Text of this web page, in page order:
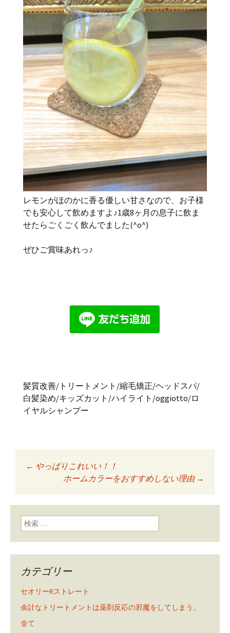
レモンがほのかに香る優しい甘さなので、お子様
でも安心して飲めますよ♪1歳8ヶ月の息子に飲ま
せたらごくごく飲んでました(^o^)
ぜひご賞味あれっ♪
髪質改善/ トリートメント /縮毛矯正/ヘッドスパ/
白髪染め/キッズカット /ハイライト /oggiotto/ロ
イヤルシャンプー
投稿ナビゲーショ
ン
← やっぱりこれいい！！
ホームカラーをおすすめしない理由 →
検索:
カテゴリー
セオリーRストレート
余計なトリートメントは薬剤反応の邪魔をしてしまう。
全て